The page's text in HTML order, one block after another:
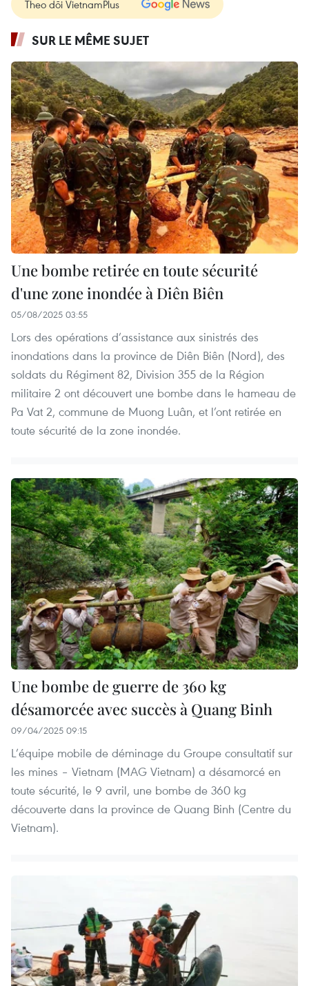
Theo dõi VietnamPlus
SUR LE MÊME SUJET
Une bombe retirée en toute sécurité
d'une zone inondée à Diên Biên
05/08/2025 03:55
Lors des opérations d’assistance aux sinistrés des
inondations dans la province de Diên Biên (Nord), des
soldats du Régiment 82, Division 355 de la Région
militaire 2 ont découvert une bombe dans le hameau de
Pa Vat 2, commune de Muong Luân, et l’ont retirée en
toute sécurité de la zone inondée.
Une bombe de guerre de 360 kg
désamorcée avec succès à Quang Binh
09/04/2025 09:15
L’équipe mobile de déminage du Groupe consultatif sur
les mines – Vietnam (MAG Vietnam) a désamorcé en
toute sécurité, le 9 avril, une bombe de 360 kg
découverte dans la province de Quang Binh (Centre du
Vietnam).